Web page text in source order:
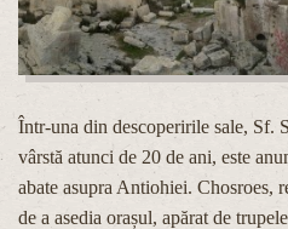
Într-una din descoperirile sale, Sf.
vârstă atunci de 20 de ani, este
abate asupra Antiohiei. Chosroes,
de a asedia orașul, apărat de